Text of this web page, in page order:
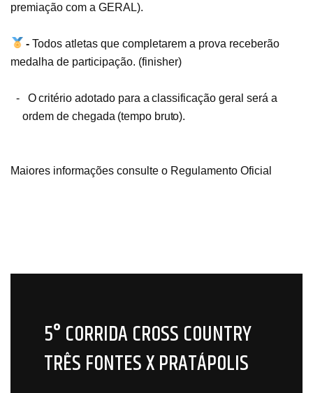
premiação com a GERAL).
-Todos atletas que completarem a prova receberão
medalha de participação. (finisher)
- O critério adotado para a classificação geral será a
ordem de chegada (tempo bruto).
Maiores informações consulte o Regulamento Oficial
5° CORRIDA CROSS COUNTRY
TRÊS FONTES X PRATÁPOLIS